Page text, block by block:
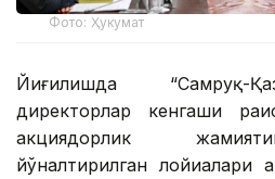
Фото: Ҳукумат
Йиғилишда “Самруқ-
директорлар кенгаши
акциядорлик
йўналтирилган лойиҳалари